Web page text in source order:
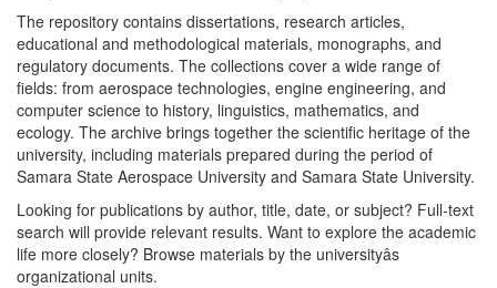
The repository contains dissertations, research articles,
educational and methodological materials, monographs, and
regulatory documents. The collections cover a wide range of
fields: from aerospace technologies, engine engineering, and
computer science to history, linguistics, mathematics, and
ecology. The archive brings together the scientific heritage of the
university, including materials prepared during the period of
Samara State Aerospace University and Samara State University.
Looking for publications by author, title, date, or subject? Full-text
search will provide relevant results. Want to explore the academic
life more closely? Browse materials by the universityâs
organizational units.